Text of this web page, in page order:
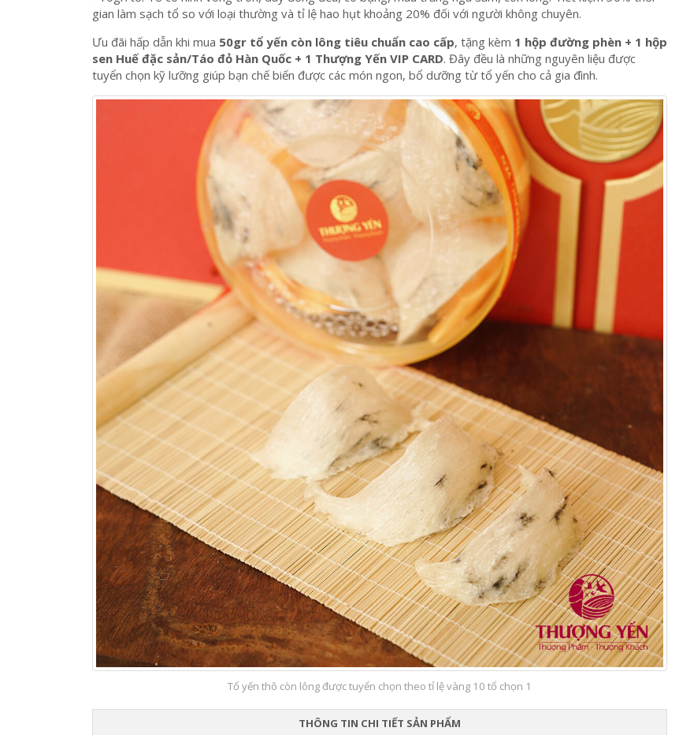
gian làm sạch tổ so với loại thường và tỉ lệ hao hụt khoảng 20% đối với người không chuyên.
Ưu đãi hấp dẫn khi mua 50gr tổ yến còn lông tiêu chuẩn cao cấp, tặng kèm 1 hộp đường phèn + 1 hộp
sen Huế đặc sản/Táo đỏ Hàn Quốc + 1 Thượng Yến VIP CARD. Đây đều là những nguyên liệu được
tuyển chọn kỹ lưỡng giúp bạn chế biến được các món ngon, bổ dưỡng từ tổ yến cho cả gia đình.
Tổ yến thô còn lông được tuyển chọn theo tỉ lệ vàng 10 tổ chọn 1
THÔNG TIN CHI TIẾT SẢN PHẨM